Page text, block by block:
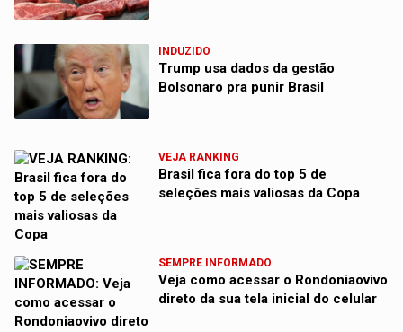
INDUZIDO
Trump usa dados da gestão
Bolsonaro pra punir Brasil
VEJA RANKING
Brasil fica fora do top 5 de
seleções mais valiosas da Copa
SEMPRE INFORMADO
Veja como acessar o Rondoniaovivo
direto da sua tela inicial do celular